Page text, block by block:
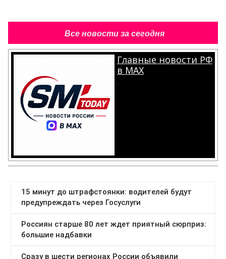
Все новости за сегодня
Главные новости РФ
в MAX
.